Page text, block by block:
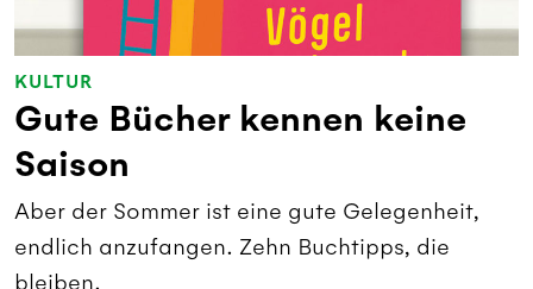
KULTUR
Gute Bücher kennen keine
Saison
Aber der Sommer ist eine gute Gelegenheit,
endlich anzufangen. Zehn Buchtipps, die
bleiben.